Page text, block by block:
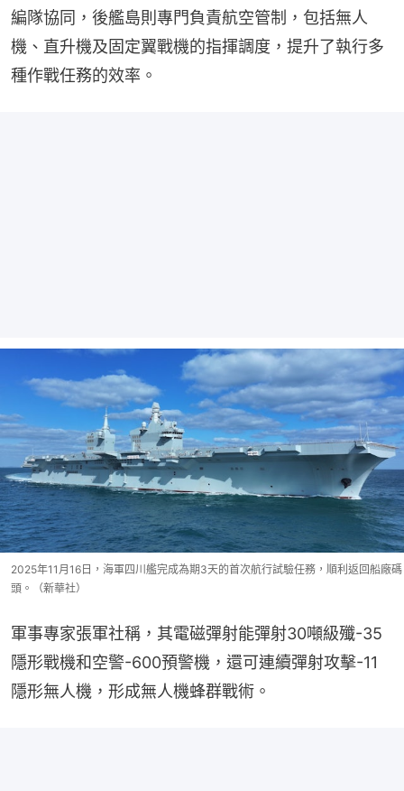
編隊協同，後艦島則專門負責航空管制，包括無人
機、直升機及固定翼戰機的指揮調度，提升了執行多
種作戰任務的效率。
2025年11月16日，海軍四川艦完成為期3天的首次航行試驗任務，順利返回船廠碼
頭。（新華社）
軍事專家張軍社稱，其電磁彈射能彈射30噸級殲-35
隱形戰機和空警-600預警機，還可連續彈射攻擊-11
隱形無人機，形成無人機蜂群戰術。